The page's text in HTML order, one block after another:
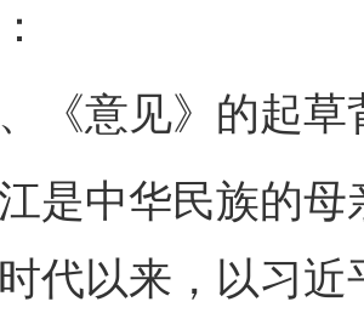
意见》的起草
中华民族的母
代以来，以习